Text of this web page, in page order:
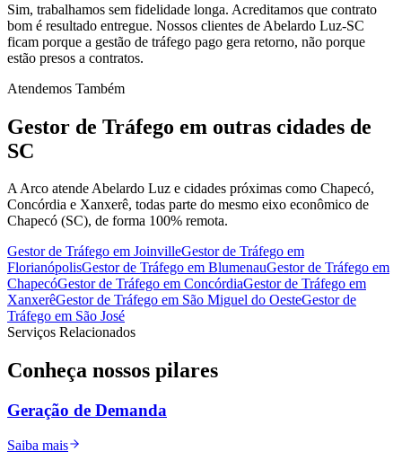
Sim, trabalhamos sem fidelidade longa. Acreditamos que contrato
bom é resultado entregue. Nossos clientes de Abelardo Luz-SC
ficam porque a gestão de tráfego pago gera retorno, não porque
estão presos a contratos.
Atendemos Também
Gestor de Tráfego em outras cidades de
SC
A Arco atende Abelardo Luz e cidades próximas como Chapecó,
Concórdia e Xanxerê, todas parte do mesmo eixo econômico de
Chapecó (SC), de forma 100% remota.
Gestor de Tráfego em JoinvilleGestor de Tráfego em
FlorianópolisGestor de Tráfego em BlumenauGestor de Tráfego em
ChapecóGestor de Tráfego em ConcórdiaGestor de Tráfego em
XanxerêGestor de Tráfego em São Miguel do OesteGestor de
Tráfego em São José
Serviços Relacionados
Conheça nossos pilares
Geração de Demanda
Saiba mais